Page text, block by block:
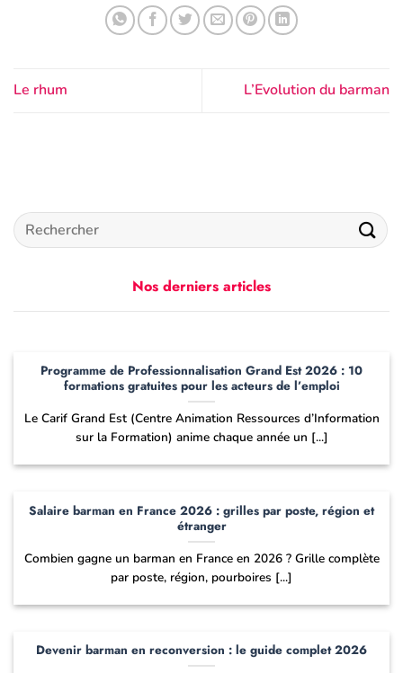
Le rhum L’Evolution du barman
Nos derniers articles
Programme de Professionnalisation Grand Est 2026 : 10
formations gratuites pour les acteurs de l’emploi
Le Carif Grand Est (Centre Animation Ressources d’Information
sur la Formation) anime chaque année un [...]
Salaire barman en France 2026 : grilles par poste, région et
étranger
Combien gagne un barman en France en 2026 ? Grille complète
par poste, région, pourboires [...]
Devenir barman en reconversion : le guide complet 2026